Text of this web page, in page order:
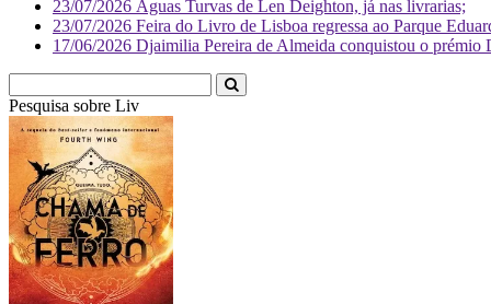
23/07/2026 Águas Turvas de Len Deighton, já nas livrarias;
23/07/2026 Feira do Livro de Lisboa regressa ao Parque
17/06/2026 Djaimilia Pereira de Almeida conquistou o
Pesquisa sobre Literatura